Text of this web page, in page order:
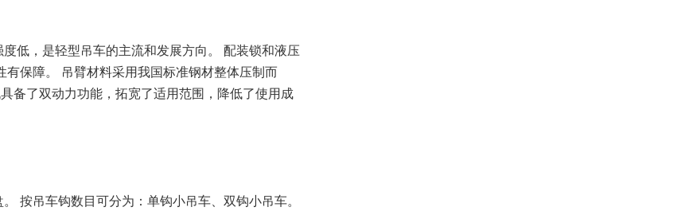
低，是轻型吊车的主流和发展方向。 配装锁和液压
保障。 吊臂材料采用我国标准钢材整体压制而
备了双动力功能，拓宽了适用范围，降低了使用成
按吊车钩数目可分为：单钩小吊车、双钩小吊车。